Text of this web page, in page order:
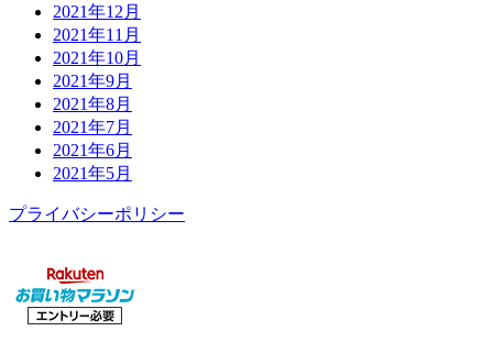
2021年12月
2021年11月
2021年10月
2021年9月
2021年8月
2021年7月
2021年6月
2021年5月
プライバシーポリシー